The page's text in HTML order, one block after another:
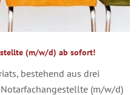
(m/w/d) ab sofort!
bestehend aus drei
(m/w/d)